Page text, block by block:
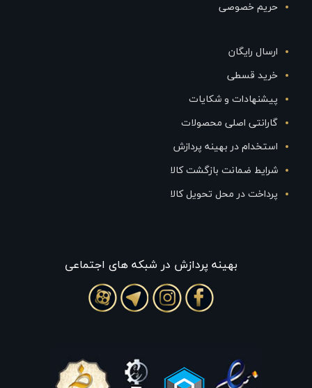
حریم خصوصی
ارسال رایگان
خرید قسطی
پیشنهادات و شکایات
گارانتی اصلی محصولات
استخدام در بهینه پردازش
شرایط ضمانت بازگشت کالا
پرداخت در محل تحویل کالا
بهينه پردازش در شبکه های اجتماعی